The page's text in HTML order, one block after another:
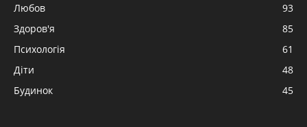
Любов
93
Здоров'я
85
Психологія
61
Діти
48
Будинок
45